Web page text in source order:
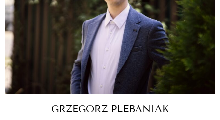
GRZEGORZ PLEBANIAK